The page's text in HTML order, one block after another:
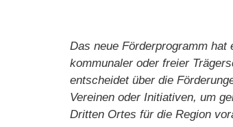
Das neue Förderprogramm
kommunaler oder freier
entscheidet über die
Vereinen oder Initiativen, um
Dritten Ortes für die Region